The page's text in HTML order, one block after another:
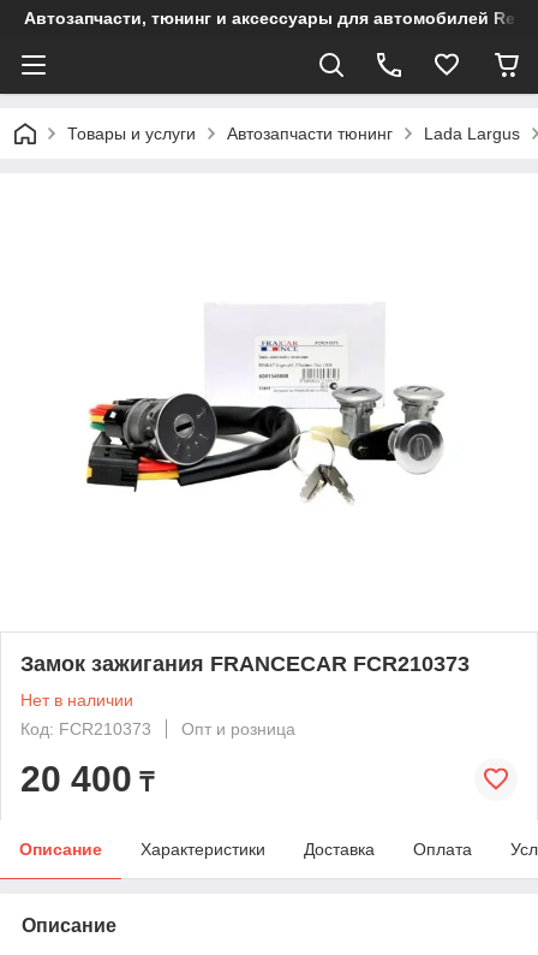
Автозапчасти, тюнинг и аксессуары для автомобилей
Товары и услуги Автозапчасти тюнинг Lada Largus
Замок зажигания FRANCECAR FCR210373
Нет в наличии
Код: FCR210373
Опт и розница
20 400 ₸
Описание Характеристики Доставка Оплата
Описание